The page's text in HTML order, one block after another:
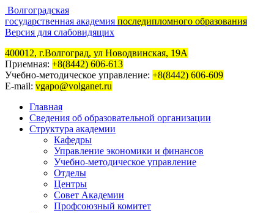
Волгоградская
государственная академия последипломного образования
Версия для слабовидящих
400012, г.Волгоград, ул Новодвинская, 19А
Приемная: +8(8442) 606-613
Учебно-методическое управление: +8(8442) 606-609
E-mail: vgapo@volganet.ru
Главная
Сведения об образовательной организации
Структура академии
Кафедры
Управление экономики и финансов
Учебно-методическое управление
Отделы
Центры
Совет Академии
Профсоюзный комитет